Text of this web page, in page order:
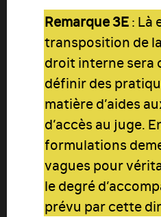
Remarque 3E: Là
transposition de
droit interne sera
définir des
matière d’aides
d’accès au juge.
formulations
vagues pour
le degré
prévu par cette